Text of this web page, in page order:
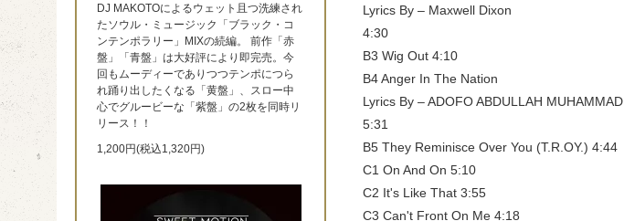
Lyrics By – Maxwell Dixon
4:30
B3 Wig Out 4:10
B4 Anger In The Nation
Lyrics By – ADOFO ABDULLAH MUHAMMAD
5:31
B5 They Reminisce Over You (T.R.OY.) 4:44
C1 On And On 5:10
C2 It's Like That 3:55
C3 Can't Front On Me 4:18
DJ MAKOTOによるウェット且つ洗練され
たソウル・ミュージック「ブラック・コ
ンテンポラリー」MIXの続編。 前作「赤
盤」「青盤」は大好評により即完売。今
回もムーディーでありつつテンポにつら
れ踊り出したくなる「黄盤」、スロー中
心でグルービーな「紫盤」の2枚を同時リ
リース！！
1,200円(税込1,320円)